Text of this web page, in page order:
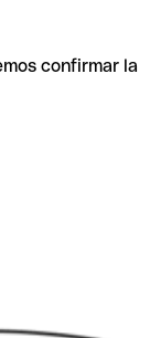
confirmar la